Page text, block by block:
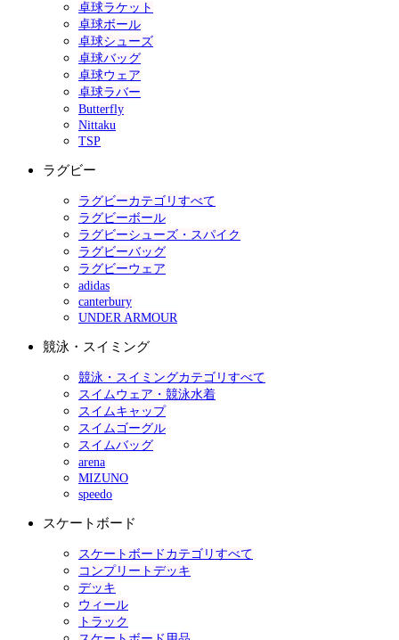
卓球ラケット
卓球ボール
卓球シューズ
卓球バッグ
卓球ウェア
卓球ラバー
Butterfly
Nittaku
TSP
ラグビー
ラグビーカテゴリすべて
ラグビーボール
ラグビーシューズ・スパイク
ラグビーバッグ
ラグビーウェア
adidas
canterbury
UNDER ARMOUR
競泳・スイミング
競泳・スイミングカテゴリすべて
スイムウェア・競泳水着
スイムキャップ
スイムゴーグル
スイムバッグ
arena
MIZUNO
speedo
スケートボード
スケートボードカテゴリすべて
コンプリートデッキ
デッキ
ウィール
トラック